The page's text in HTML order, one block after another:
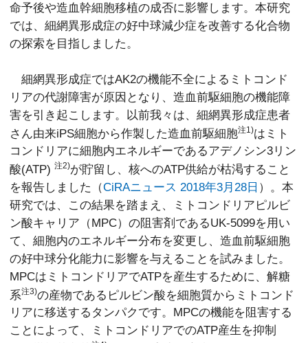
命予後や造血幹細胞移植の成否に影響します。本研究
では、細網異形成症の好中球減少症を改善する化合物
の探索を目指しました。
細網異形成症ではAK2の機能不全によるミトコンド
リアの代謝障害が原因となり、造血前駆細胞の機能障
害を引き起こします。以前我々は、細網異形成症患者
さん由来iPS細胞から作製した造血前駆細胞注1)はミト
コンドリアに細胞内エネルギーであるアデノシン3リン
酸(ATP)注2)が貯留し、核へのATP供給が枯渇すること
を報告しました（CiRAニュース 2018年3月28日 ）。本
研究では、この結果を踏まえ、ミトコンドリアピルビ
ン酸キャリア（MPC）の阻害剤であるUK-5099を用い
て、細胞内のエネルギー分布を変更し、造血前駆細胞
の好中球分化能力に影響を与えることを試みました。
MPCはミトコンドリアでATPを産生するために、解糖
系注3)の産物であるピルビン酸を細胞質からミトコンド
リアに移送するタンパクです。MPCの機能を阻害する
ことによって、ミトコンドリアでのATP産生を抑制